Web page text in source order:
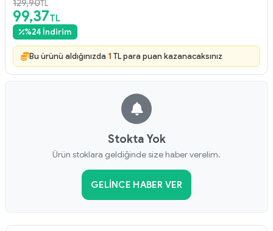
129,90TL
99,37TL
%24 İndirim
Bu ürünü aldığınızda 1 TL para puan kazanacaksınız
Stokta Yok
Ürün stoklara geldiğinde size haber verelim.
GELINCE HABER VER